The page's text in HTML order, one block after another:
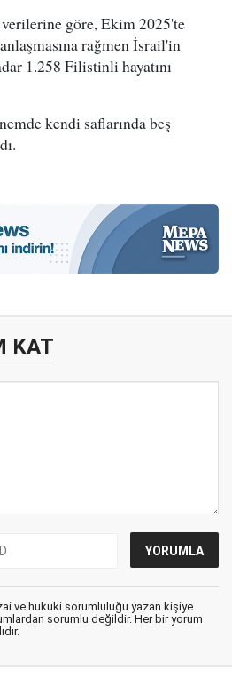
verilerine göre, Ekim 2025'te
rağmen İsrail'in
1.258 Filistinli hayatını
kendi saflarında beş
KAT
ve hukuki sorumluluğu yazan kişiye
sorumlu değildir. Her bir yorum